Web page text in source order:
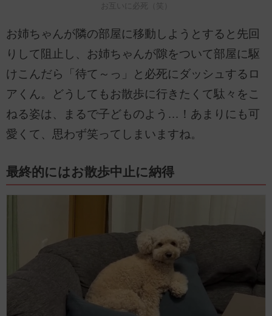
お互いに必死（笑）
お姉ちゃんが隣の部屋に移動しようとすると先回
りして阻止し、お姉ちゃんが隙をついて部屋に駆
けこんだら「待て～っ」と必死にダッシュするロ
アくん。どうしてもお散歩に行きたくて駄々をこ
ねる姿は、まるで子どものよう…！あまりにも可
愛くて、思わず笑ってしまいますね。
最終的にはお散歩中止に納得